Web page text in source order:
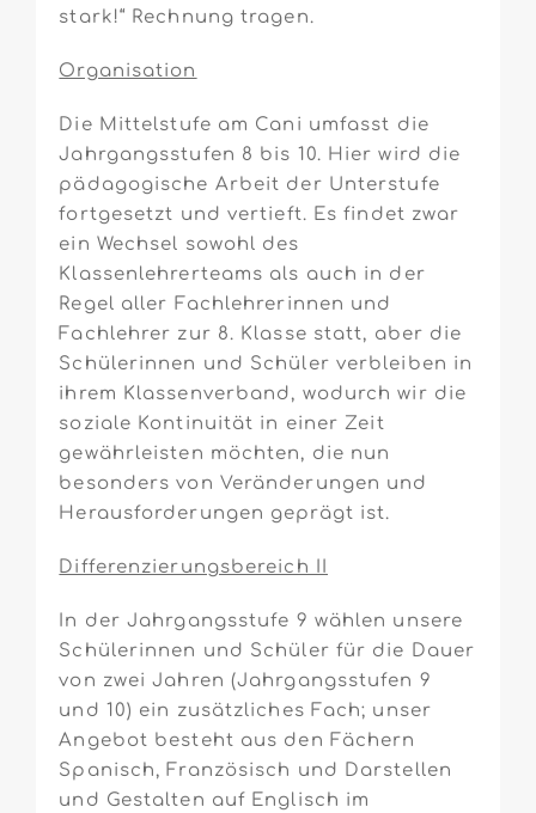
stark!“ Rechnung tragen.
Organisation
Die Mittelstufe am Cani umfasst die
Jahrgangsstufen 8 bis 10. Hier wird die
pädagogische Arbeit der Unterstufe
fortgesetzt und vertieft. Es findet zwar
ein Wechsel sowohl des
Klassenlehrerteams als auch in der
Regel aller Fachlehrerinnen und
Fachlehrer zur 8. Klasse statt, aber die
Schülerinnen und Schüler verbleiben in
ihrem Klassenverband, wodurch wir die
soziale Kontinuität in einer Zeit
gewährleisten möchten, die nun
besonders von Veränderungen und
Herausforderungen geprägt ist.
Differenzierungsbereich II
In der Jahrgangsstufe 9 wählen unsere
Schülerinnen und Schüler für die Dauer
von zwei Jahren (Jahrgangsstufen 9
und 10) ein zusätzliches Fach; unser
Angebot besteht aus den Fächern
Spanisch, Französisch und Darstellen
und Gestalten auf Englisch im